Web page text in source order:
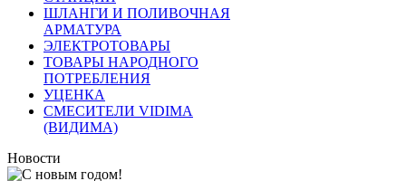
ШЛАНГИ И ПОЛИВОЧНАЯ
АРМАТУРА
ЭЛЕКТРОТОВАРЫ
ТОВАРЫ НАРОДНОГО
ПОТРЕБЛЕНИЯ
УЦЕНКА
СМЕСИТЕЛИ VIDIMA
(ВИДИМА)
Новости